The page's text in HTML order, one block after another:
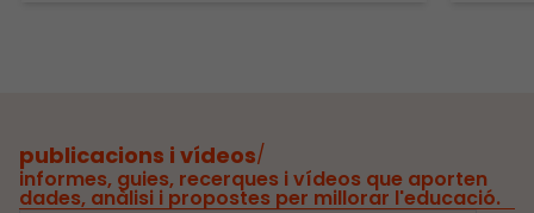
publicacions i vídeos/
informes, guies, recerques i vídeos que aporten
dades, anàlisi i propostes per millorar l'educació.